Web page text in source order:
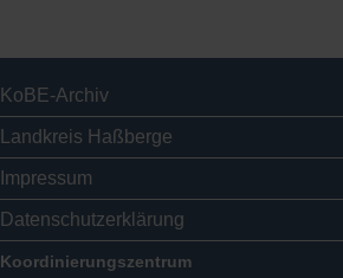
KoBE-Archiv
Landkreis Haßberge
Impressum
Datenschutzerklärung
Koordinierungszentrum